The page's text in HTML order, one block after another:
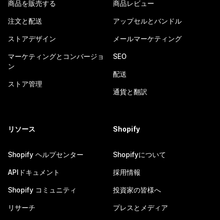
商品を販売する
注文と配送
ストアデザイン
マーケティングとコンバージョ
ン
ストア管理
商品レビュー
アップセルとバンドル
メールマーケティング
SEO
配送
通貨と翻訳
リソース
Shopify ヘルプセンター
APIドキュメント
Shopify コミュニティ
リサーチ
Shopify
Shopifyについて
採用情報
投資家の皆様へ
プレスとメディア